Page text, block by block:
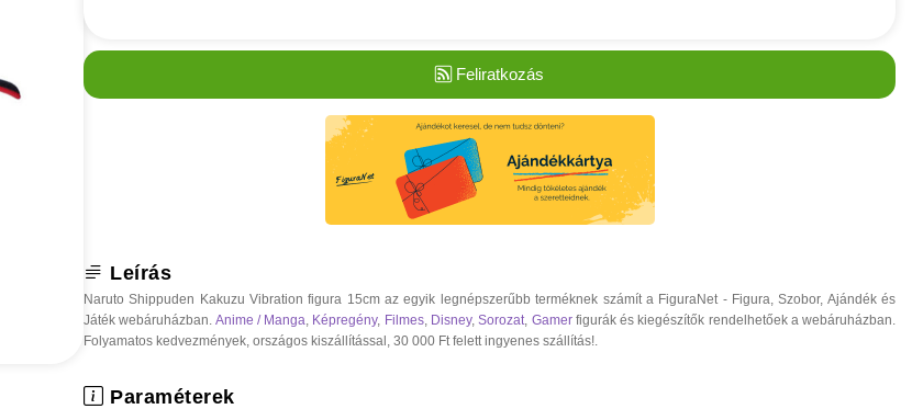
Feliratkozás
Leírás
Naruto Shippuden Kakuzu Vibration figura 15cm az egyik legnépszerűbb terméknek számít a FiguraNet - Figura, Szobor, Ajándék és
Játék webáruházban. Anime / Manga Képregény, Filmes, Disney,Sorozat Gamerfigurák és kiegészítők rendelhetőek a webáruházban.
Folyamatos kedvezmények, országos kiszállítással, 30 000 Ft felett ingyenes szállítás!.
Paraméterek